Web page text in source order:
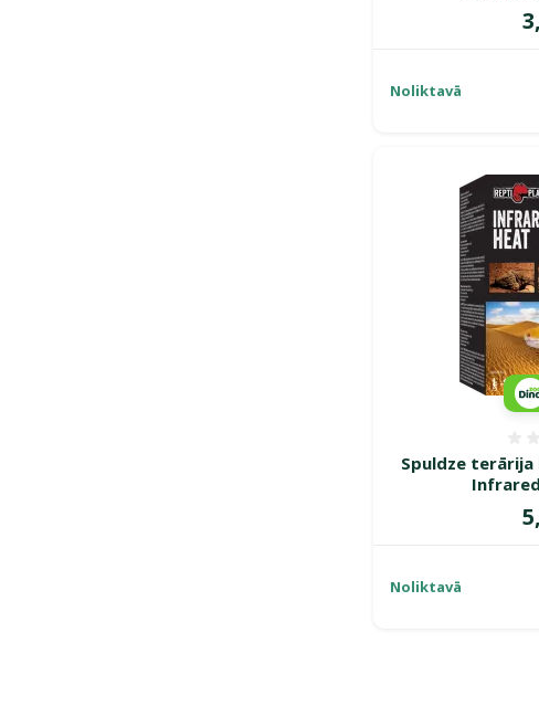
Noliktavā
Spuldze terārija
Noliktavā